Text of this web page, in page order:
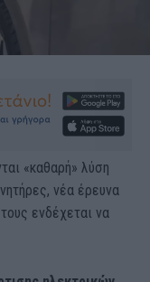
«καθαρή» λύση
νέα έρευνα
ενδέχεται να